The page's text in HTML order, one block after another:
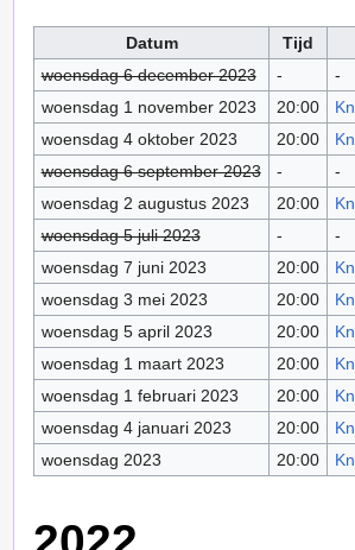
Datum
Tijd
woensdag 6 december 2023
-
-
woensdag 1 november 2023
20:00
woensdag 4 oktober 2023
20:00
woensdag 6 september 2023
-
-
woensdag 2 augustus 2023
20:00
woensdag 5 juli 2023
-
-
woensdag 7 juni 2023
20:00
woensdag 3 mei 2023
20:00
woensdag 5 april 2023
20:00
woensdag 1 maart 2023
20:00
woensdag 1 februari 2023
20:00
woensdag 4 januari 2023
20:00
woensdag 2023
20:00